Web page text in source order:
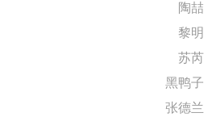
陶喆
黎明
苏芮
黑鸭子
张德兰